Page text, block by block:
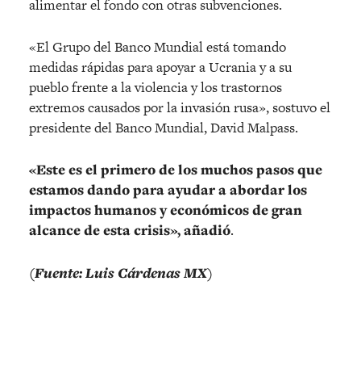
alimentar el fondo con otras subvenciones.
«El Grupo del Banco Mundial está tomando
medidas rápidas para apoyar a Ucrania y a su
pueblo frente a la violencia y los trastornos
extremos causados por la invasión rusa», sostuvo el
presidente del Banco Mundial, David Malpass.
«Este es el primero de los muchos pasos que
estamos dando para ayudar a abordar los
impactos humanos y económicos de gran
alcance de esta crisis», añadió.
(Fuente: Luis Cárdenas MX)